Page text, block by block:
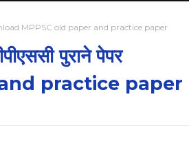
MPPSC old paper and practice paper
पुराने पेपर
practice paper